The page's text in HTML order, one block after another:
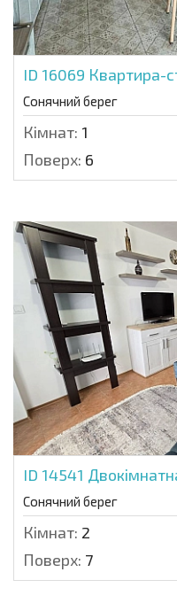
ID 16069 Квартира-
Сонячний берег
Кімнат: 1
Поверх: 6
ID 14541
Сонячний берег
Кімнат: 2
Поверх: 7